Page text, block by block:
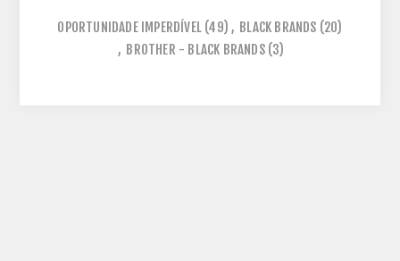
OPORTUNIDADE IMPERDÍVEL (49) , BLACK BRANDS (20)
, BROTHER - BLACK BRANDS (3)